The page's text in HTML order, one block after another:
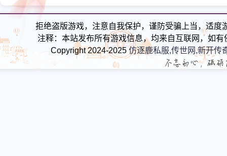
拒绝盗版游戏，注意自我保护，谨防受骗上当，适
注释：本站发布所有游戏信息，均来自互联网，如
Copyright 2024-2025仿逐鹿私服,传世网,新开传